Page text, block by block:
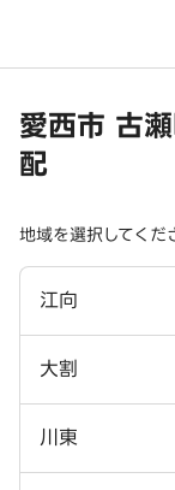
愛西市 古
配
地域を選択してくだ
江向
大割
川東